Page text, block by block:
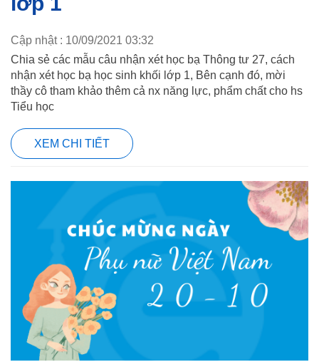
Cập nhật : 10/09/2021 03:32
Chia sẻ các mẫu câu nhận xét học bạ Thông tư 27, cách
nhận xét học bạ học sinh khối lớp 1, Bên cạnh đó, mời
thầy cô tham khảo thêm cả nx năng lực, phẩm chất cho hs
Tiểu học
XEM CHI TIẾT